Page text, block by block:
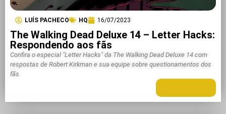
LUÍS PACHECO HQ 16/07/2023
The Walking Dead Deluxe 14 – Letter Hacks:
Respondendo aos fãs
Confira o especial "Letter Hacks" da The Walking Dead Deluxe 14 com
respostas de Robert Kirkman e sua equipe sobre questionamentos dos
fãs.